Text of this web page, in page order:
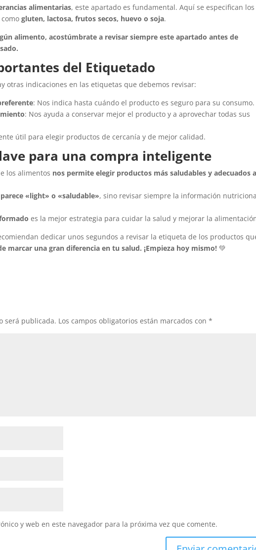
alimentarias, este apartado es fundamental. Aquí se especifican los
comogluten, lactosa, frutos secos, huevo o soja.
alimento, acostúmbrate a revisar siempre este apartado antes de
del Etiquetado
otras indicaciones en las etiquetas que debemos revisar:
: Nos indica hasta cuándo el producto es seguro para su consumo.
: Nos ayuda a conservar mejor el producto y a aprovechar todas sus
útil para elegir productos de cercanía y de mejor calidad.
para una compra inteligente
los alimentos nos permite elegir productos más saludables y adecuados a
«light» o «saludable», sino revisar siempre la información
es la mejor estrategia para cuidar la salud y mejorar la
dedicar unos segundos a revisar la etiqueta de los productos
marcar una gran diferencia en tu salud. ¡Empieza hoy mismo! 💚
será publicada. Los campos obligatorios están marcados con*
y web en este navegador para la próxima vez que comente.